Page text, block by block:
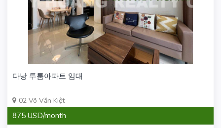
다낭 투룸아파트 임대
02 Võ Văn Kiệt
875 USD/month